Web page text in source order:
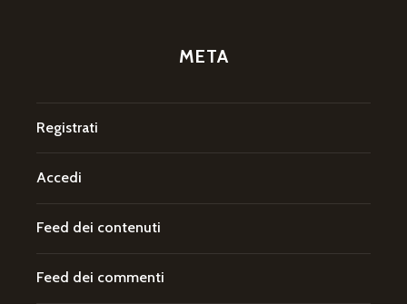
META
Registrati
Accedi
Feed dei contenuti
Feed dei commenti